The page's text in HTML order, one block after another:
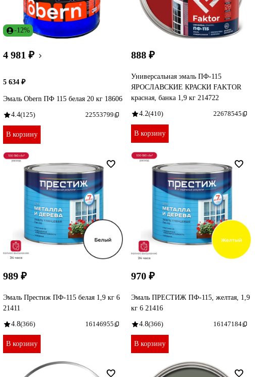
-12%
4 981 ₽
5 634 ₽
Эмаль Obern ПФ 115 белая 20 кг 18606
4.4(125) 22553799
В корзину
888 ₽
Универсальная эмаль ПФ-115
ЯРОСЛАВСКИЕ КРАСКИ FAKTOR
красная, банка 1,9 кг 214722
4.2(410) 22678545
В корзину
989 ₽
Эмаль Престиж ПФ-115 белая 1,9 кг 6
21411
4.8(366) 16146955
В корзину
970 ₽
Эмаль ПРЕСТИЖ ПФ-115, желтая, 1,9
кг 6 21416
4.8(366) 16147184
В корзину